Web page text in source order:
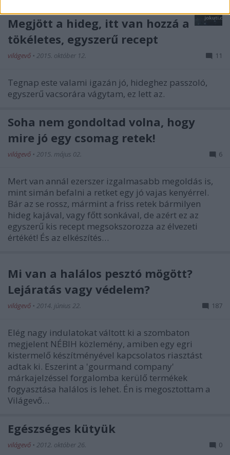
Megjött a hideg, itt van hozzá a
tökéletes, egyszerű recept
világevő • 2015. október 12. 11
Tegnap este valami igazán jó, hideghez passzoló,
egyszerű vacsorára vágytam, ez lett az.
Soha nem gondoltad volna, hogy
mire jó egy csomag retek!
világevő • 2015. május 02. 6
Mert van annál ezerszer izgalmasabb megoldás is,
mint simán befalni a retket egy jó vajas kenyérrel.
Bár az se rossz, mármint a friss retek bármilyen
hideg kajával, vagy főtt sonkával, de azért ez az
egyszerű kis recept megsokszorozza az élvezeti
értékét! És az elkészítés…
Mi van a halálos pesztó mögött?
Lejáratás vagy védelem?
világevő • 2014. június 22. 187
Elég nagy indulatokat váltott ki a szombaton
megjelent NÉBIH közlemény, amiben egy egri
kistermelő készítményével kapcsolatos riasztást
adtak ki. Eszerint a 'gourmand company'
márkajelzéssel forgalomba kerülő termékek
fogyasztása halálos is lehet. Én is megosztottam a
Világevő…
Egészséges kütyük
világevő • 2012. október 26. 0